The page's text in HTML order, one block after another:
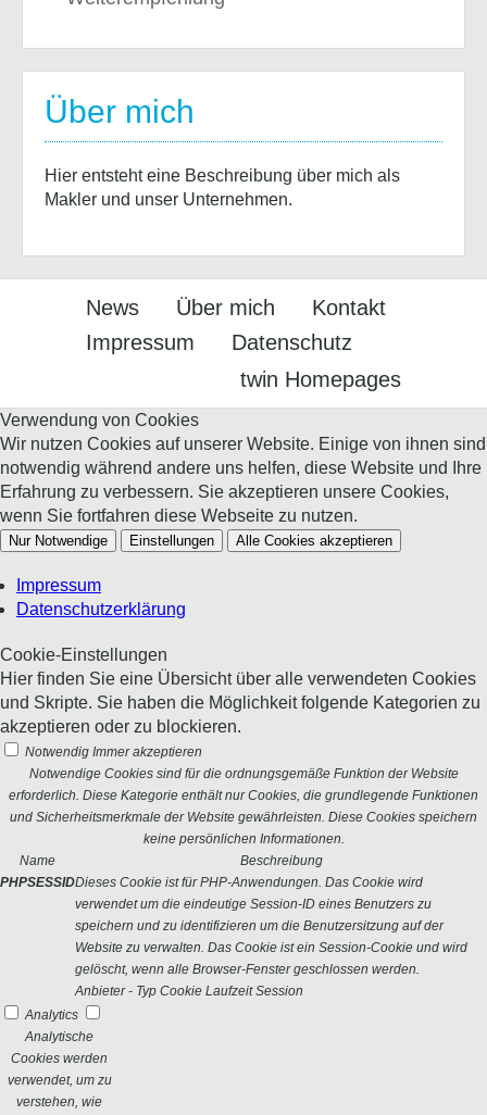
Über mich
Hier entsteht eine Beschreibung über mich als
Makler und unser Unternehmen.
News Über mich
Kontakt
Impressum
Datenschutz
twin Homepages
Verwendung von Cookies
Wir nutzen Cookies auf unserer Website. Einige von ihnen sind
notwendig während andere uns helfen, diese Website und Ihre
Erfahrung zu verbessern. Sie akzeptieren unsere Cookies,
wenn Sie fortfahren diese Webseite zu nutzen.
Nur Notwendige Einstellungen Alle Cookies akzeptieren
Impressum
Datenschutzerklärung
Cookie-Einstellungen
Hier finden Sie eine Übersicht über alle verwendeten Cookies
und Skripte. Sie haben die Möglichkeit folgende Kategorien zu
akzeptieren oder zu blockieren.
Notwendig Immer akzeptieren
Notwendige Cookies sind für die ordnungsgemäße Funktion der Website
erforderlich. Diese Kategorie enthält nur Cookies, die grundlegende Funktionen
und Sicherheitsmerkmale der Website gewährleisten. Diese Cookies speichern
keine persönlichen Informationen.
Name
Beschreibung
PHPSESSIDDieses Cookie ist für PHP-Anwendungen. Das Cookie wird
verwendet um die eindeutige Session-ID eines Benutzers zu
speichern und zu identifizieren um die Benutzersitzung auf der
Website zu verwalten. Das Cookie ist ein Session-Cookie und wird
gelöscht, wenn alle Browser-Fenster geschlossen werden.
Anbieter - Typ Cookie Laufzeit Session
Analytics
Analytische
Cookies werden
verwendet, um zu
verstehen, wie